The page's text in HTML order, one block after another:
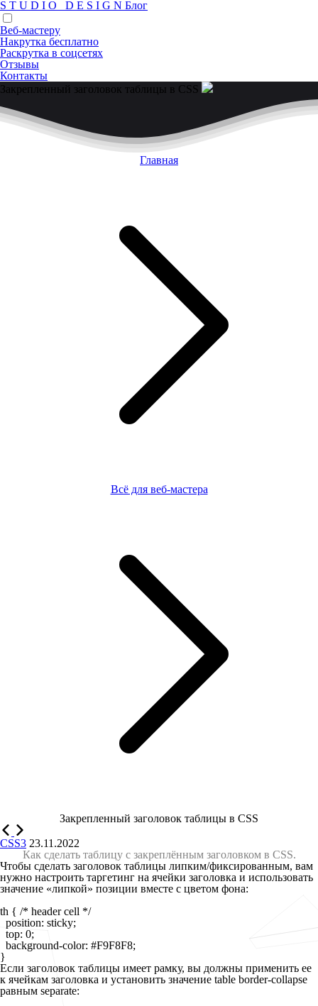
S T U D I O D E S I G N Блог
Веб-мастеру
Накрутка бесплатно
Раскрутка в соцсетях
Отзывы
Контакты
Закрепленный заголовок таблицы в CSS
Главная
Всё для веб-мастера
Закрепленный заголовок таблицы в CSS
CSS3 23.11.2022
Как сделать таблицу с закреплённым заголовком в CSS.
Чтобы сделать заголовок таблицы липким/фиксированным, вам
нужно настроить таргетинг на ячейки заголовка и использовать
значение «липкой» позиции вместе с цветом фона:
th { /* header cell */
  position: sticky;
  top: 0;
  background-color: #F9F8F8;
Если заголовок таблицы имеет рамку, вы должны применить ее
к ячейкам заголовка и установить значение table border-collapse
равным separate: